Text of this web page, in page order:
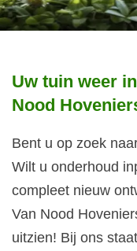
Onderhoud
Projecten
Contact
Uw tuin weer
Nood
Bent u op zoek
Wilt u onderhoud
compleet nieuw
Van Nood
uitzien! Bij ons